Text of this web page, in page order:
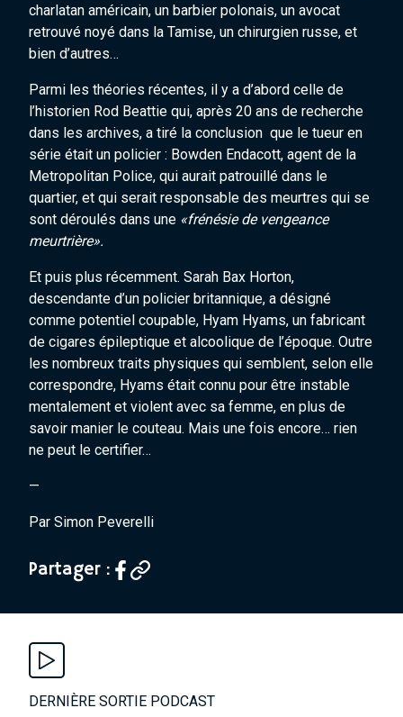
charlatan américain, un barbier polonais, un avocat
retrouvé noyé dans la Tamise, un chirurgien russe, et
bien d’autres…
Parmi les théories récentes, il y a d’abord celle de
l’historien Rod Beattie qui, après 20 ans de recherche
dans les archives, a tiré la conclusion que le tueur en
série était un policier : Bowden Endacott, agent de la
Metropolitan Police, qui aurait patrouillé dans le
quartier, et qui serait responsable des meurtres qui se
sont déroulés dans une «frénésie de vengeance
meurtrière».
Et puis plus récemment. Sarah Bax Horton,
descendante d’un policier britannique, a désigné
comme potentiel coupable, Hyam Hyams, un fabricant
de cigares épileptique et alcoolique de l’époque. Outre
les nombreux traits physiques qui semblent, selon elle
correspondre, Hyams était connu pour être instable
mentalement et violent avec sa femme, en plus de
savoir manier le couteau. Mais une fois encore… rien
ne peut le certifier…
—
Par Simon Peverelli
Partager :
DERNIÈRE SORTIE PODCAST